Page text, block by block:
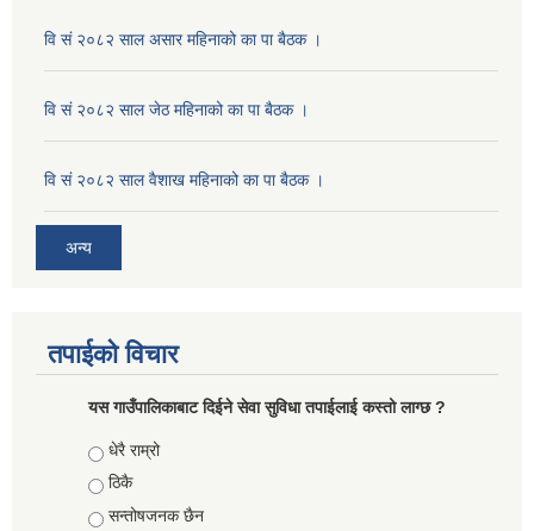
वि सं २०८२ साल असार महिनाको का पा बैठक ।
वि सं २०८२ साल जेठ महिनाको का पा बैठक ।
वि सं २०८२ साल वैशाख महिनाको का पा बैठक ।
अन्य
तपाईको विचार
यस गाउँपालिकाबाट दिईने सेवा सुविधा तपाईलाई कस्तो लाग्छ ?
Choices
धेरै राम्रो
ठिकै
सन्तोषजनक छैन